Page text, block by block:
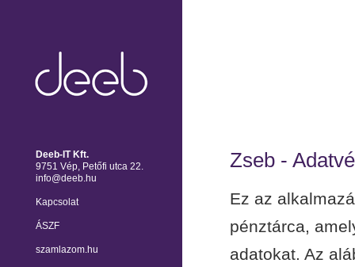
Deeb-IT Kft.
9751 Vép, Petőfi utca 22.
info@deeb.hu
Kapcsolat
ÁSZF
szamlazom.hu
Zseb -
Ez az
pénztárca,
adatokat. Az